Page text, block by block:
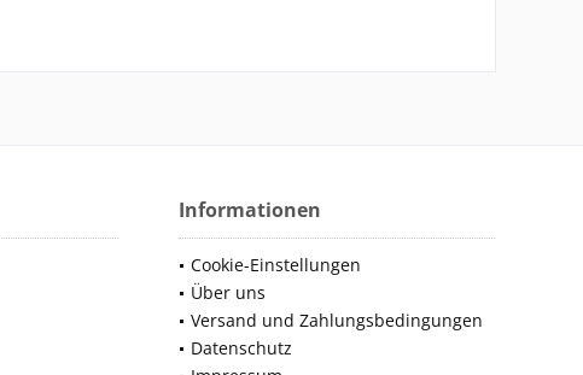
Informationen
Cookie-Einstellungen
Über uns
Versand und Zahlungsbedingungen
Datenschutz